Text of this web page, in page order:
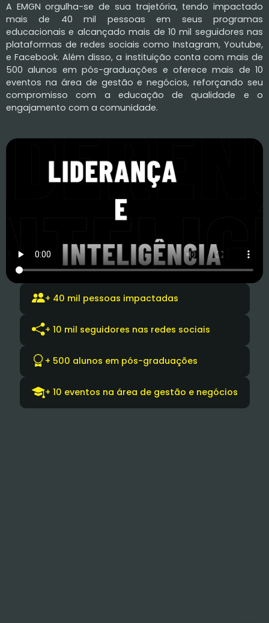
A EMGN orgulha-se de sua trajetória, tendo impactado
mais de 40 mil pessoas em seus programas
educacionais e alcançado mais de 10 mil seguidores nas
plataformas de redes sociais como Instagram, Youtube,
e Facebook. Além disso, a instituição conta com mais de
500 alunos em pós-graduações e oferece mais de 10
eventos na área de gestão e negócios, reforçando seu
compromisso com a educação de qualidade e o
engajamento com a comunidade.
+ 40 mil pessoas impactadas
+ 10 mil seguidores nas redes sociais
+ 500 alunos em pós-graduações
+ 10 eventos na área de gestão e negócios